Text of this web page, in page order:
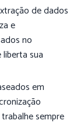
de dados
e
no
sua
em
sempre